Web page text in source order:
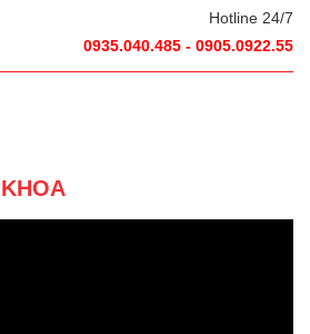
Hotline 24/7
0935.040.485 - 0905.0922.55